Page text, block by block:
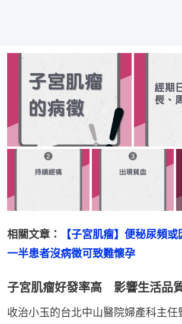
相關文章：
【子宮肌瘤】便秘尿頻
一半患者沒病徵可致難懷孕
子宮肌瘤好發率高 影響生活品
收治小玉的台北中山醫院婦產科主任